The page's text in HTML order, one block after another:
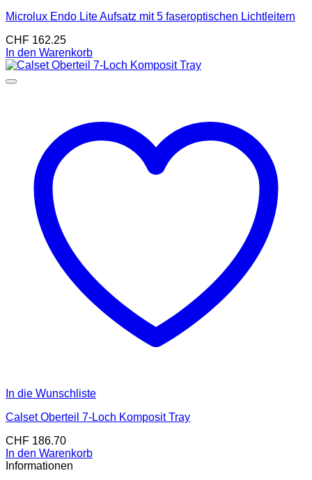
Microlux Endo Lite Aufsatz mit 5 faseroptischen Lichtleitern
CHF 162.25
In den Warenkorb
In die Wunschliste
Calset Oberteil 7-Loch Komposit Tray
CHF 186.70
In den Warenkorb
Informationen